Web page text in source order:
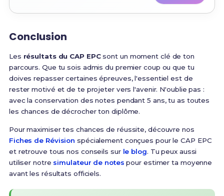
Conclusion
Les résultats du CAP EPCsont un moment clé de ton
parcours. Que tu sois admis du premier coup ou que tu
doives repasser certaines épreuves, l'essentiel est de
rester motivé et de te projeter vers l'avenir. N'oublie pas :
avec la conservation des notes pendant 5 ans, tu as toutes
les chances de décrocher ton diplôme.
Pour maximiser tes chances de réussite, découvre nos
Fiches de Révision spécialement conçues pour le CAP EPC
et retrouve tous nos conseils sur le blog. Tu peux aussi
utiliser notre simulateur de notes pour estimer ta moyenne
avant les résultats officiels.